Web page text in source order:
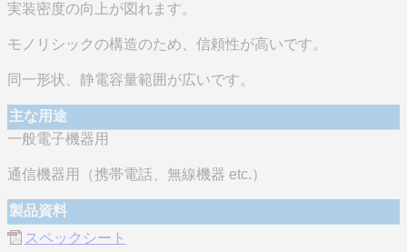
実装密度の向上が図れます。
モノリシックの構造のため、信頼性が高いです。
同一形状、静電容量範囲が広いです。
主な用途
一般電子機器用
通信機器用（携帯電話、無線機器 etc.）
製品資料
スペックシート